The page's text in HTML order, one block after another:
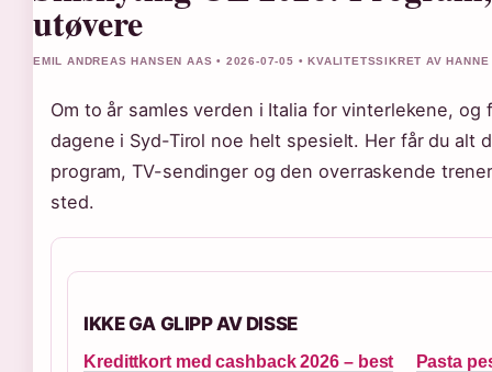
utøvere
EMIL ANDREAS HANSEN AAS • 2026-07-05 • KVALITETSSIKRET AV HANNE
Om to år samles verden i Italia for vinterlekene,
dagene i Syd-Tirol noe helt spesielt. Her får du alt
program, TV-sendinger og den overraskende
sted.
IKKE GA GLIPP AV DISSE
Kredittkort med cashback 2026 – best
Pasta